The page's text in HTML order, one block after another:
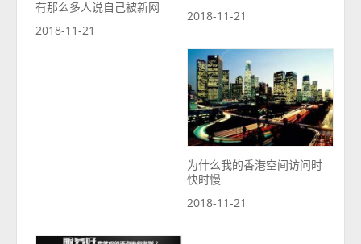
有那么多人说自己被新网
2018-11-21
2018-11-21
为什么我的香港空间访问时
快时慢
2018-11-21